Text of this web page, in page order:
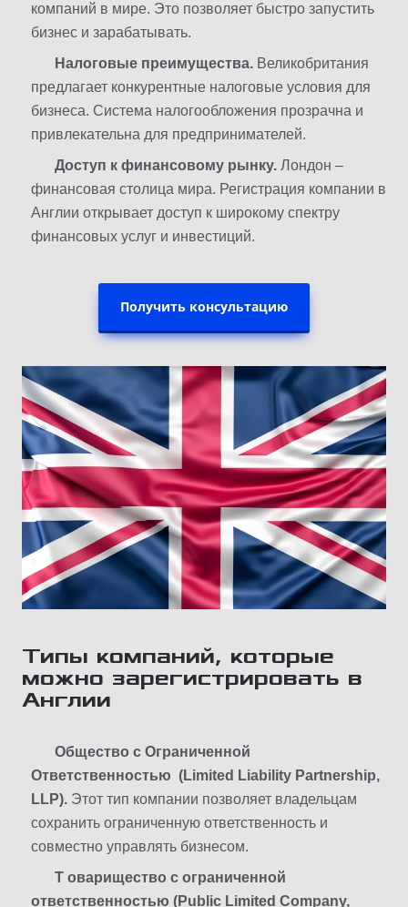
компаний в мире. Это позволяет быстро запустить
бизнес и зарабатывать.
Налоговые преимущества. Великобритания
предлагает конкурентные налоговые условия для
бизнеса. Система налогообложения прозрачна и
привлекательна для предпринимателей.
Доступ к финансовому рынку. Лондон –
финансовая столица мира. Регистрация компании в
Англии открывает доступ к широкому спектру
финансовых услуг и инвестиций.
Получить консультацию
Типы компаний, которые
можно зарегистрировать в
Англии
Общество с Ограниченной
Ответственностью (Limited Liability Partnership,
LLP). Этот тип компании позволяет владельцам
сохранить ограниченную ответственность и
совместно управлять бизнесом.
Т оварищество с ограниченной
ответственностью (Public Limited Company,